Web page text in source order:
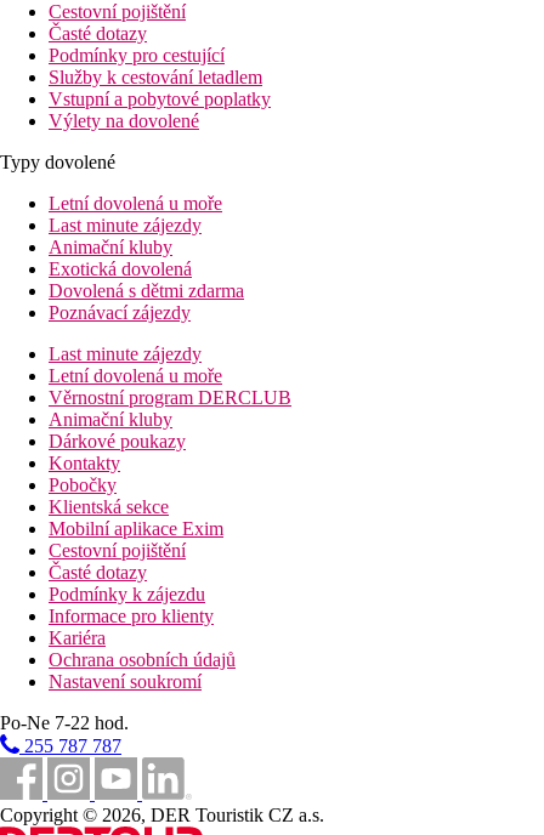
Cestovní pojištění
Časté dotazy
Podmínky pro cestující
Služby k cestování letadlem
Vstupní a pobytové poplatky
Výlety na dovolené
Typy dovolené
Letní dovolená u moře
Last minute zájezdy
Animační kluby
Exotická dovolená
Dovolená s dětmi zdarma
Poznávací zájezdy
Last minute zájezdy
Letní dovolená u moře
Věrnostní program DERCLUB
Animační kluby
Dárkové poukazy
Kontakty
Pobočky
Klientská sekce
Mobilní aplikace Exim
Cestovní pojištění
Časté dotazy
Podmínky k zájezdu
Informace pro klienty
Kariéra
Ochrana osobních údajů
Nastavení soukromí
Po-Ne 7-22 hod.
255 787 787
Copyright © 2026, DER Touristik CZ a.s.